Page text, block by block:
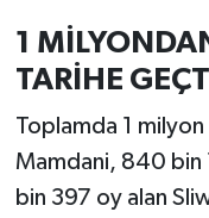
1
TARİHE GEÇTİ
Toplamda 1
Mamdani, 840 bin
bin 397 oy alan